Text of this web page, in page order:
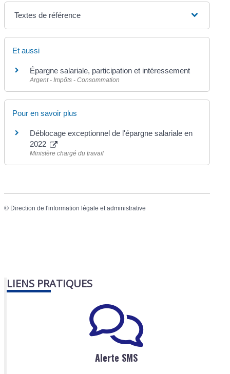
Textes de référence
Et aussi
Épargne salariale, participation et intéressement
Argent - Impôts - Consommation
Pour en savoir plus
Déblocage exceptionnel de l'épargne salariale en
2022
Ministère chargé du travail
© Direction de l'information légale et administrative
LIENS PRATIQUES
Alerte SMS